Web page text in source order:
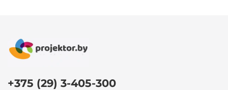
+375 (29) 3-405-300